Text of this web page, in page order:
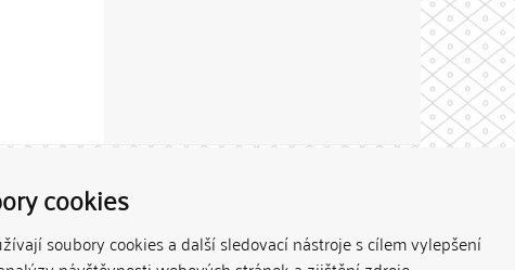
cookies
soubory cookies a další sledovací nástroje s cílem vylepšení